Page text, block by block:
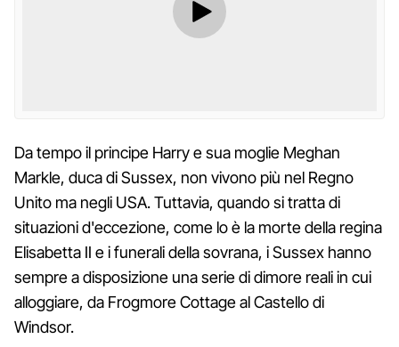
Da tempo il principe Harry e sua moglie Meghan
Markle, duca di Sussex, non vivono più nel Regno
Unito ma negli USA. Tuttavia, quando si tratta di
situazioni d'eccezione, come lo è la morte della regina
Elisabetta II e i funerali della sovrana, i Sussex hanno
sempre a disposizione una serie di dimore reali in cui
alloggiare, da Frogmore Cottage al Castello di
Windsor.